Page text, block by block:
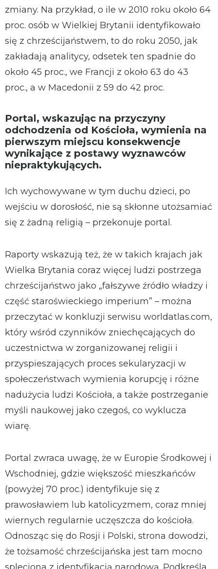
zmiany. Na przykład, o ile w 2010 roku około 64
proc. osób w Wielkiej Brytanii identyfikowało
się z chrześcijaństwem, to do roku 2050, jak
zakładają analitycy, odsetek ten spadnie do
około 45 proc., we Francji z około 63 do 43
proc., a w Macedonii z 59 do 42 proc.
Portal, wskazując na przyczyny
odchodzenia od Kościoła, wymienia na
pierwszym miejscu konsekwencje
wynikające z postawy wyznawców
niepraktykujących.
Ich wychowywane w tym duchu dzieci, po
wejściu w dorosłość, nie są skłonne utożsamiać
się z żadną religią – przekonuje portal.
Raporty wskazują też, że w takich krajach jak
Wielka Brytania coraz więcej ludzi postrzega
chrześcijaństwo jako „fałszywe źródło władzy i
część staroświeckiego imperium” – można
przeczytać w konkluzji serwisu worldatlas.com,
który wśród czynników zniechęcających do
uczestnictwa w zorganizowanej religii i
przyspieszających proces sekularyzacji w
społeczeństwach wymienia korupcję i różne
nadużycia ludzi Kościoła, a także postrzeganie
myśli naukowej jako czegoś, co wyklucza
wiarę.
Portal zwraca uwagę, że w Europie Środkowej i
Wschodniej, gdzie większość mieszkańców
(powyżej 70 proc.) identyfikuje się z
prawosławiem lub katolicyzmem, coraz mniej
wiernych regularnie uczęszcza do kościoła.
Odnosząc się do Rosji i Polski, strona dowodzi,
że tożsamość chrześcijańska jest tam mocno
spleciona z identyfikacją narodową. Podkreśla